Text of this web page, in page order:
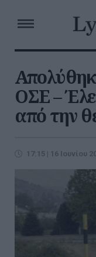
ΟΣΕ –
από την
17:15 | 16 Ιουνίου